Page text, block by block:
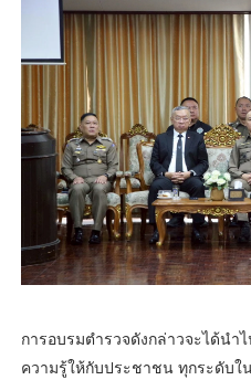
การอบรมตำรวจดังกล่าวจะได้นำ
ความรู้ให้กับประชาชน ทุกระดับ